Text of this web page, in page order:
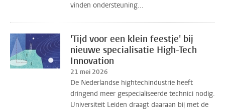
vinden ondersteuning...
'Tijd voor een klein feestje' bij
nieuwe specialisatie High-Tech
Innovation
21 mei 2026
De Nederlandse hightechindustrie heeft
dringend meer gespecialiseerde technici nodig.
Universiteit Leiden draagt daaraan bij met de